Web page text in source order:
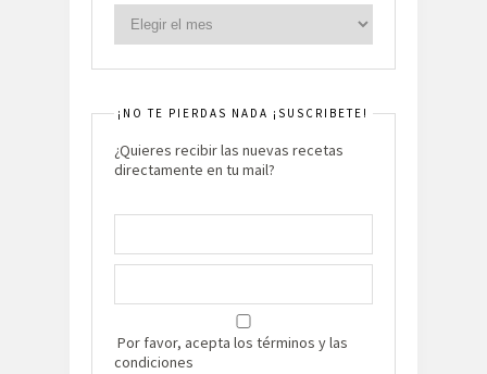
¡NO TE PIERDAS NADA ¡SUSCRIBETE!
¿Quieres recibir las nuevas recetas
directamente en tu mail?
Por favor, acepta los términos y las
condiciones